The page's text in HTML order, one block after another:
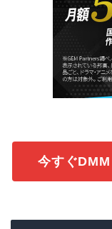
今すぐ